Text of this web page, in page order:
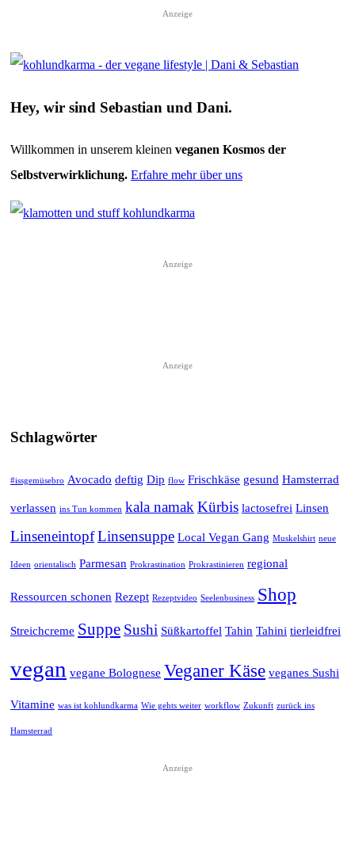
Anzeige
Hey, wir sind Sebastian und Dani.
Willkommen in unserem kleinen veganen Kosmos der
Selbstverwirklichung. Erfahre mehr über uns
Anzeige
Anzeige
Schlagwörter
#issgemüsebro Avocado deftig Dip flow Frischkäse gesund Hamsterrad
verlassen ins Tun kommen kala namak Kürbis lactosefrei Linsen
LinseneintopfLinsensuppe Local Vegan Gang Muskelshirt neue
Ideen orientalisch Parmesan Prokrastination Prokrastinieren regional
Ressourcen schonen Rezept Rezeptvideo Seelenbusiness Shop
Streichcreme Suppe Sushi Süßkartoffel Tahin Tahini tierleidfrei
vegan vegane Bolognese Veganer Käse veganes Sushi
Vitamine was ist kohlundkarma Wie gehts weiter workflow Zukunft zurück ins
Hamsterrad
Anzeige